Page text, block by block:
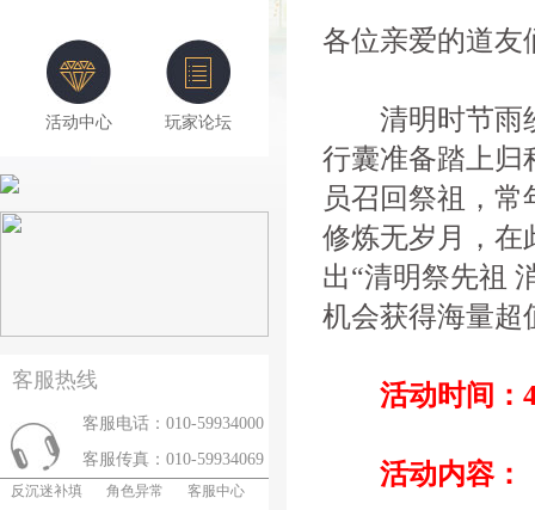
活动中心 玩家论坛
客服热线
客服电话：010-59934000
客服传真：010-59934069
反沉迷补填 角色异常 客服中心
各位亲爱的道友
清明时节雨纷
行囊准备踏上归
员召回祭祖，
修炼无岁月，在
出“清明祭先祖
机会获得海量超
活动时间：
活动内容：